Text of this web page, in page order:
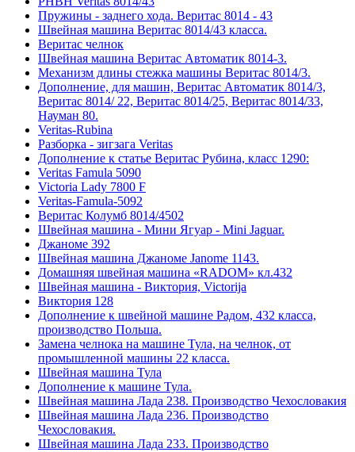
Пружины - заднего хода. Веритас 8014 - 43
Швейная машина Веритас 8014/43 класса.
Веритас челнок
Швейная машина Веритас Автоматик 8014-3.
Механизм длины стежка машины Веритас 8014/3.
Дополнение, для машин, Веритас Автоматик 8014/3,
Веритас 8014/ 22, Веритас 8014/25, Веритас 8014/33,
Науман 80.
Veritas-Rubina
Разборка - зигзага Veritas
Дополнение к статье Веритас Рубина, класс 1290:
Veritas Famula 5090
Victoria Lady 7800 F
Veritas-Famula-5092
Веритас Колумб 8014/4502
Швейная машина - Мини Ягуар - Mini Jaguar.
Джаноме 392
Швейная машина Джаноме Janome 1143.
Домашняя швейная машина «RADOM» кл.432
Швейная машина - Виктория, Victorija
Виктория 128
Дополнение к швейной машине Радом, 432 класса,
производство Польша.
Замена челнока на машине Тула, на челнок, от
промышленной машины 22 класса.
Швейная машина Тула
Дополнение к машине Тула.
Швейная машина Лада 238. Производство Чехословакия
Швейная машина Лада 236. Производство
Чехословакия.
Швейная машина Лада 233. Производство